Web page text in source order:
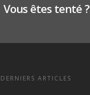
Vous êtes tenté
DERNIERS ARTICLES